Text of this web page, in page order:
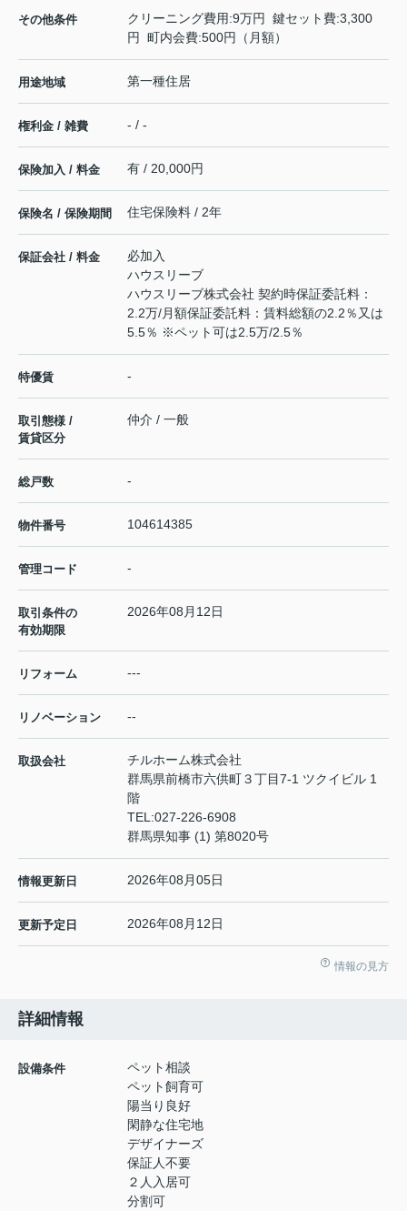
その他条件
クリーニング費用:9万円 鍵セット費:3,300
円 町内会費:500円（月額）
用途地域 第一種住居
権利金 / 雑費 - / -
保険加入 / 料金 有 / 20,000円
保険名 / 保険期間 住宅保険料 / 2年
保証会社 / 料金
必加入
ハウスリーブ
ハウスリーブ株式会社 契約時保証委託料：
2.2万/月額保証委託料：賃料総額の2.2％又は
5.5％ ※ペット可は2.5万/2.5％
特優賃 -
取引態様 /
賃貸区分
仲介 / 一般
総戸数 -
物件番号 104614385
管理コード -
取引条件の
有効期限
2026年08月12日
リフォーム ---
リノベーション --
取扱会社
チルホーム株式会社
群馬県前橋市六供町３丁目7-1 ツクイビル 1
階
TEL:027-226-6908
群馬県知事 (1) 第8020号
情報更新日 2026年08月05日
更新予定日 2026年08月12日
情報の見方
詳細情報
設備条件
ペット相談
ペット飼育可
陽当り良好
閑静な住宅地
デザイナーズ
保証人不要
２人入居可
分割可